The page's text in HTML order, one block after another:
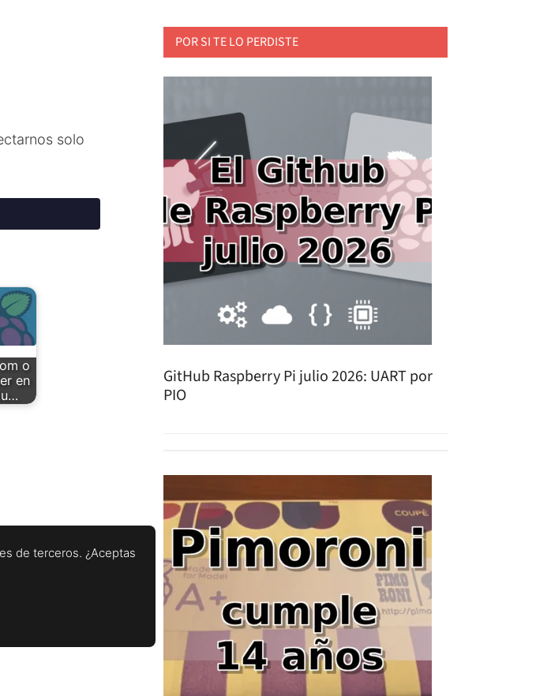
solo
o
en
de terceros. ¿Aceptas
POR SI TE LO PERDISTE
GitHub Raspberry Pi julio 2026: UART por
PIO